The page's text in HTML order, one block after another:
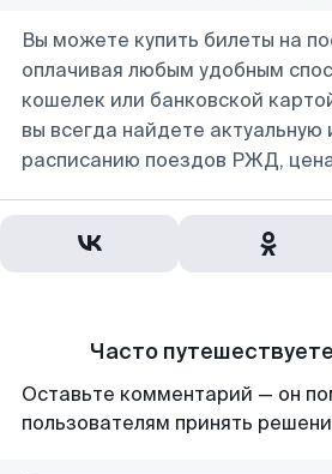
Вы можете купить билеты на
оплачивая любым удобным
кошелек или банковской
вы всегда найдете
расписанию поездов РЖД,
Часто
Оставьте комментарий — он
пользователям принять